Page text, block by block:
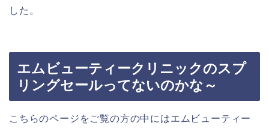
した。
エムビューティークリニックのスプ
リングセールってないのかな～
こちらのページをご覧の方の中にはエムビューティー